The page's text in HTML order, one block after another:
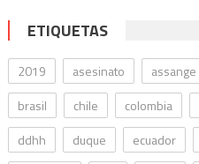
ETIQUETAS
2019 asesinato assange
brasil
chile colombia
ddhh
duque ecuador